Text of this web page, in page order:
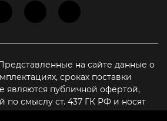
на сайте данные о
сроках поставки
являются публичной офертой,
по смыслу ст. 437 ГК РФ и носят
Для уточнения актуальной